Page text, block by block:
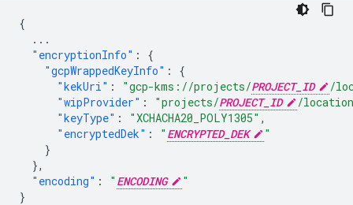
{
...
"encryptionInfo" :
{
"gcpWrappedKeyInfo" :
{
"kekUri" : "gcp-kms://projects/PROJECT_ID
/
"wipProvider" : "projects/PROJECT_ID
/
"keyType" : "XCHACHA20_POLY1305" ,
"encryptedDek" : " ENCRYPTED_DEK
"
}
},
"encoding" : " ENCODING
"
}